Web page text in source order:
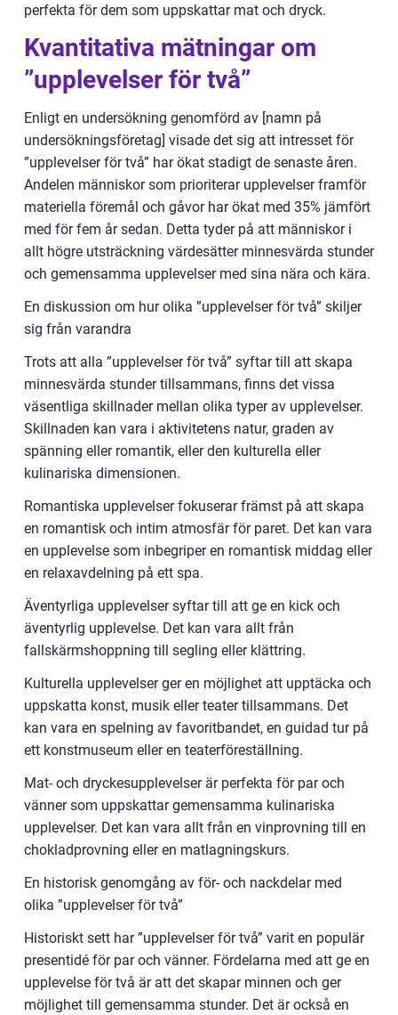
perfekta för dem som uppskattar mat och dryck.
Kvantitativa mätningar om
”upplevelser för två”
Enligt en undersökning genomförd av [namn på
undersökningsföretag] visade det sig att intresset för
”upplevelser för två” har ökat stadigt de senaste åren.
Andelen människor som prioriterar upplevelser framför
materiella föremål och gåvor har ökat med 35% jämfört
med för fem år sedan. Detta tyder på att människor i
allt högre utsträckning värdesätter minnesvärda stunder
och gemensamma upplevelser med sina nära och kära.
En diskussion om hur olika ”upplevelser för två” skiljer
sig från varandra
Trots att alla ”upplevelser för två” syftar till att skapa
minnesvärda stunder tillsammans, finns det vissa
väsentliga skillnader mellan olika typer av upplevelser.
Skillnaden kan vara i aktivitetens natur, graden av
spänning eller romantik, eller den kulturella eller
kulinariska dimensionen.
Romantiska upplevelser fokuserar främst på att skapa
en romantisk och intim atmosfär för paret. Det kan vara
en upplevelse som inbegriper en romantisk middag eller
en relaxavdelning på ett spa.
Äventyrliga upplevelser syftar till att ge en kick och
äventyrlig upplevelse. Det kan vara allt från
fallskärmshoppning till segling eller klättring.
Kulturella upplevelser ger en möjlighet att upptäcka och
uppskatta konst, musik eller teater tillsammans. Det
kan vara en spelning av favoritbandet, en guidad tur på
ett konstmuseum eller en teaterföreställning.
Mat- och dryckesupplevelser är perfekta för par och
vänner som uppskattar gemensamma kulinariska
upplevelser. Det kan vara allt från en vinprovning till en
chokladprovning eller en matlagningskurs.
En historisk genomgång av för- och nackdelar med
olika ”upplevelser för två”
Historiskt sett har ”upplevelser för två” varit en populär
presentidé för par och vänner. Fördelarna med att ge en
upplevelse för två är att det skapar minnen och ger
möjlighet till gemensamma stunder. Det är också en